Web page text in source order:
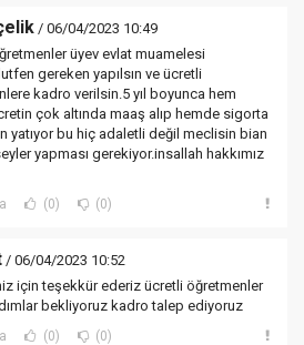
/ 06/04/2023 10:49
üyev evlat muamelesi
gereken yapılsın ve ücretli
kadro verilsin.5 yıl boyunca hem
çok altında maaş alıp hemde sigorta
yatıyor bu hiç adaletli değil meclisin bian
yapması gerekiyor.insallah hakkımız
(0) (0)
/ 06/04/2023 10:52
için teşekkür ederiz ücretli öğretmenler
bekliyoruz kadro talep ediyoruz
(0) (0)